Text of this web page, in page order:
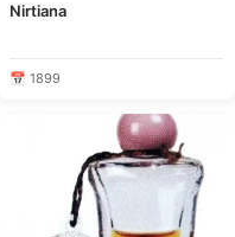
Nirtiana
📅 1899